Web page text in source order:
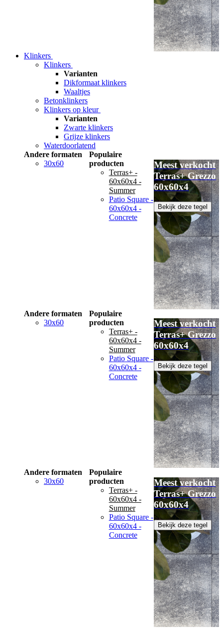
Klinkers
Klinkers
Varianten
Dikformaat klinkers
Waaltjes
Betonklinkers
Klinkers op kleur
Varianten
Zwarte klinkers
Grijze klinkers
Waterdoorlatend
Andere formaten
30x60
Populaire
producten
Terras+ -
60x60x4 -
Summer
Patio Square -
60x60x4 -
Concrete
Meest verkocht
Terras+ Grezzo
60x60x4
Bekijk deze tegel
Andere formaten
30x60
Populaire
producten
Terras+ -
60x60x4 -
Summer
Patio Square -
60x60x4 -
Concrete
Meest verkocht
Terras+ Grezzo
60x60x4
Bekijk deze tegel
Andere formaten
30x60
Populaire
producten
Terras+ -
60x60x4 -
Summer
Patio Square -
60x60x4 -
Concrete
Meest verkocht
Terras+ Grezzo
60x60x4
Bekijk deze tegel